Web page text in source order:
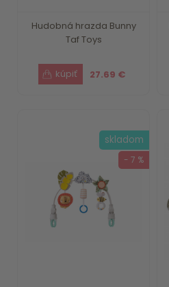
Hudobná hrazda Bunny
Taf Toys
27.69 €
skladom
- 7 %